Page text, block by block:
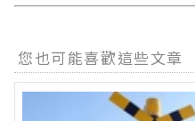
您也可能喜歡這些文章